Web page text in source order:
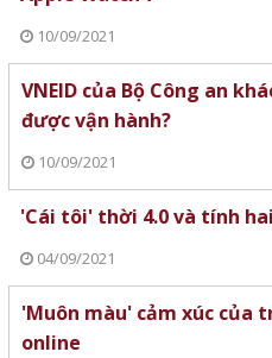
10/09/2021
VNEID của Bộ Công an
được vận hành?
10/09/2021
'Cái tôi' thời 4.0 và tính
04/09/2021
'Muôn màu' cảm xúc của
online